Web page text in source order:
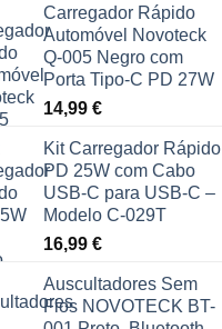
Carregador Rápido
Automóvel Novoteck
Q-005 Negro com
Porta Tipo-C PD 27W
14,99 €
Kit Carregador Rápido
PD 25W com Cabo
USB-C para USB-C –
Modelo C-029T
16,99 €
Auscultadores Sem
Fios NOVOTECK BT-